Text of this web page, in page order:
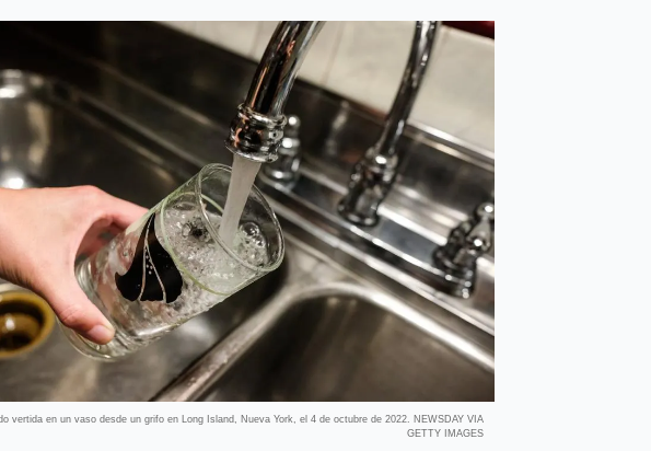
vertida en un vaso desde un grifo en Long Island, Nueva York, el 4 de octubre de 2022. NEWSDAY VIA
GETTY IMAGES